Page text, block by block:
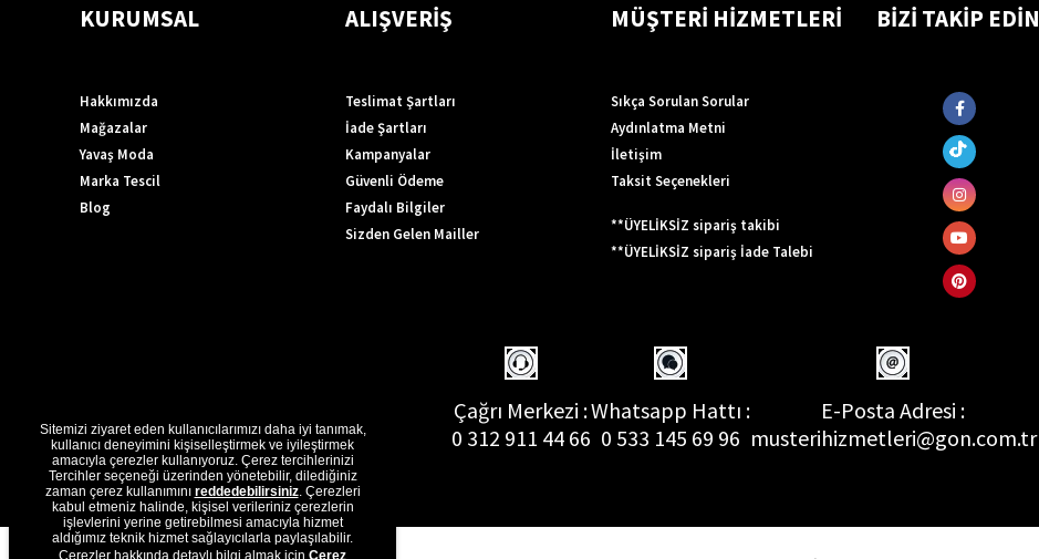
KURUMSAL
Hakkımızda
Mağazalar
Yavaş Moda
Marka Tescil
Blog
ALIŞVERİŞ
Teslimat Şartları
İade Şartları
Kampanyalar
Güvenli Ödeme
Faydalı Bilgiler
Sizden Gelen Mailler
MÜŞTERİ HİZMETLERİ
Sıkça Sorulan Sorular
Aydınlatma Metni
İletişim
Taksit Seçenekleri
**ÜYELİKSİZ sipariş takibi
**ÜYELİKSİZ sipariş İade Talebi
BİZİ TAKİP EDİN
Çağrı Merkezi :
0 312 911 44 66
Whatsapp Hattı :
0 533 145 69 96
E-Posta Adresi :
musterihizmetleri@gon.com.tr
Sitemizi ziyaret eden kullanıcılarımızı daha iyi tanımak,
kullanıcı deneyimini kişiselleştirmek ve iyileştirmek
amacıyla çerezler kullanıyoruz. Çerez tercihlerinizi
Tercihler seçeneği üzerinden yönetebilir, dilediğiniz
zaman çerez kullanımını reddedebilirsiniz. Çerezleri
kabul etmeniz halinde, kişisel verileriniz çerezlerin
işlevlerini yerine getirebilmesi amacıyla hizmet
aldığımız teknik hizmet sağlayıcılarla paylaşılabilir.
Çerezler hakkında detaylı bilgi almak için Çerez